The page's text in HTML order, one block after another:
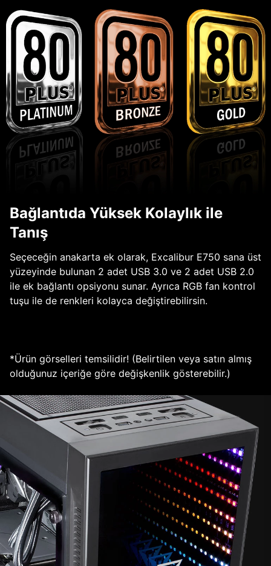
Bağlantıda Yüksek Kolaylık ile
Tanış
Seçeceğin anakarta ek olarak, Excalibur E750 sana üst
yüzeyinde bulunan 2 adet USB 3.0 ve 2 adet USB 2.0
ile ek bağlantı opsiyonu sunar. Ayrıca RGB fan kontrol
tuşu ile de renkleri kolayca değiştirebilirsin.
*Ürün görselleri temsilidir! (Belirtilen veya satın almış
olduğunuz içeriğe göre değişkenlik gösterebilir.)